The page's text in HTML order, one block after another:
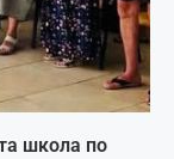
школа по